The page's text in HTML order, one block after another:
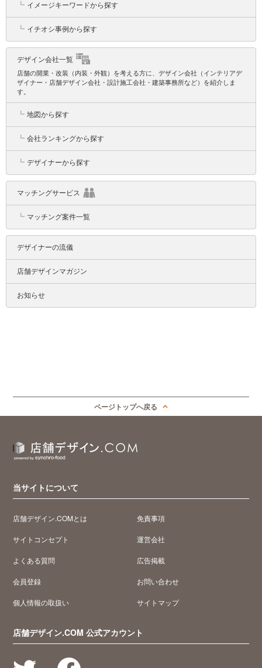
┗ イメージキーワードから探す
┗ イチオシ事例から探す
デザイン会社一覧
店舗の開業・改装（内装・外観）を考える方に、デザイン会社（インテリアデ
ザイナー・店舗デザイン会社・設計施工会社・建築事務所など）を紹介しま
す。
┗ 地図から探す
┗ 会社ランキングから探す
┗ デザイナーから探す
マッチングサービス
┗ マッチング案件一覧
デザイナーの流儀
店舗デザインマガジン
お知らせ
ページトップへ戻る
当サイトについて
店舗デザイン.COMとは
サイトコンセプト
よくある質問
会員登録
個人情報の取扱い
免責事項
運営会社
広告掲載
お問い合わせ
サイトマップ
店舗デザイン.COM 公式アカウント